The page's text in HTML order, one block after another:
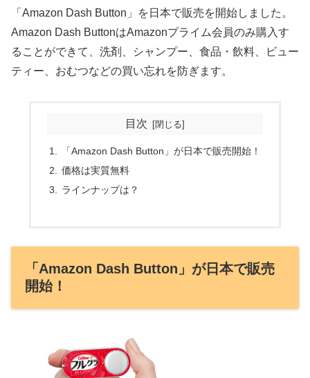
「Amazon Dash Button」を日本で販売を開始しました。
Amazon Dash ButtonはAmazonプライム会員のみ購入す
ることができて、洗剤、シャンプー、食品・飲料、ビュー
ティー、おむつなどの買い忘れを防ぎます。
目次
「Amazon Dash Button」が日本で販売開始！
価格は実質無料
ラインナップは？
「Amazon Dash Button」が日本で販売
開始！